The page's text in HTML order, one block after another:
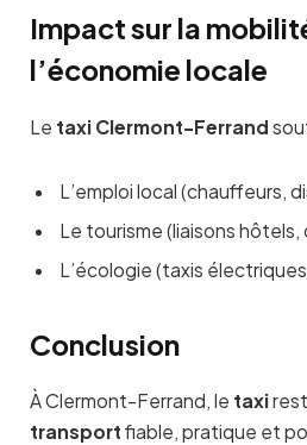
Impact sur la
l’économie locale
Le taxi Clermont-Ferrand
L’emploi local (chauffeurs,
Le tourisme (liaisons hôtels,
L’écologie (taxis
Conclusion
À Clermont-Ferrand, le taxi
transport fiable, pratique et